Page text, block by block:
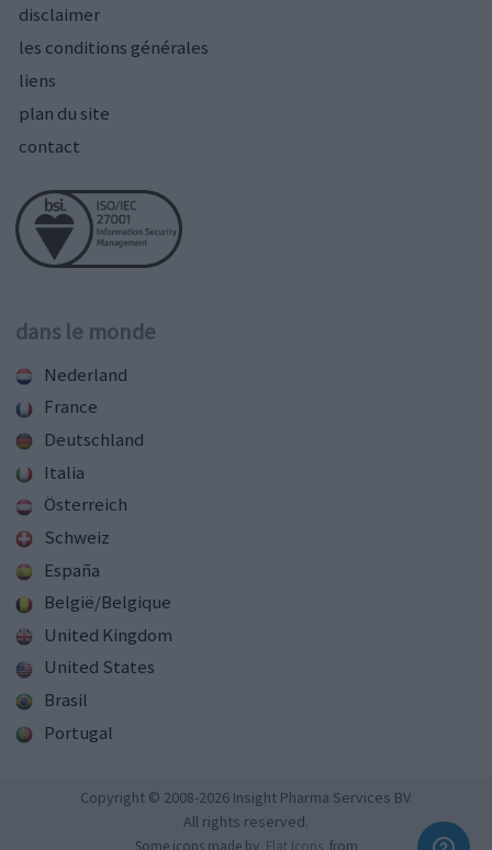
disclaimer
les conditions générales
liens
plan du site
contact
dans le monde
Nederland
France
Deutschland
Italia
Österreich
Schweiz
España
België/Belgique
United Kingdom
United States
Brasil
Portugal
Copyright © 2008-2026 Insight Pharma Services BV.
All rights reserved.
Some icons made by Flat Icons from